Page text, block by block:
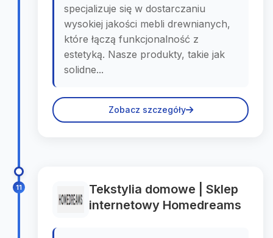
specjalizuje się w dostarczaniu
wysokiej jakości mebli drewnianych,
które łączą funkcjonalność z
estetyką. Nasze produkty, takie jak
solidne...
Zobacz szczegóły
11
Tekstylia domowe | Sklep
internetowy Homedreams